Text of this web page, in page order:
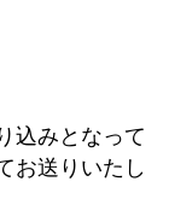
込みとなって
お送りいたし